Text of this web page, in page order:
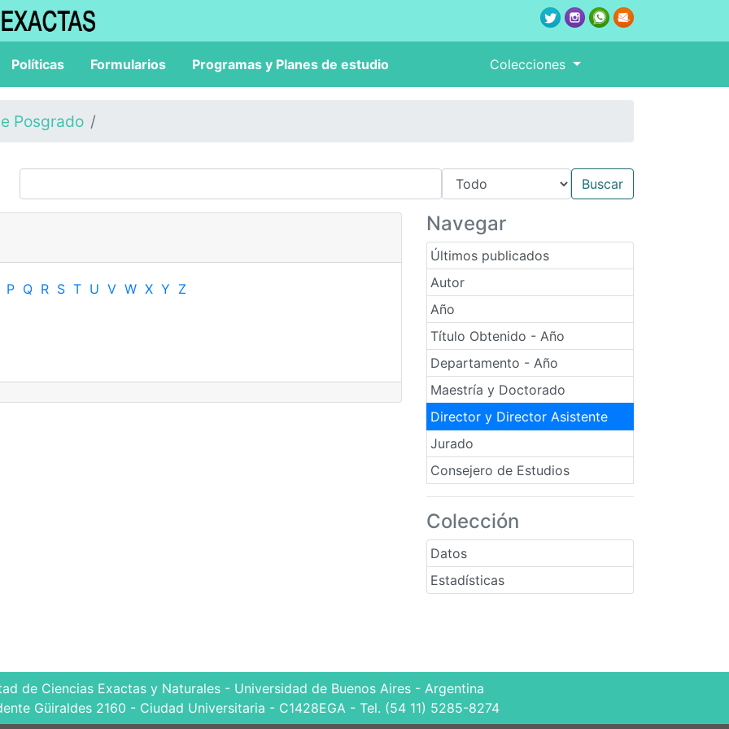
Políticas Formularios Programas y Planes de estudio Colecciones
Posgrado
Navegar
Últimos publicados
Autor
Año
Título Obtenido - Año
Departamento - Año
Maestría y Doctorado
Director y Director Asistente
Jurado
Consejero de Estudios
Colección
Datos
Estadísticas
P Q R S T U V W X Y Z
de Ciencias Exactas y Naturales - Universidad de Buenos Aires - Argentina
Güiraldes 2160 - Ciudad Universitaria - C1428EGA - Tel. (54 11) 5285-8274